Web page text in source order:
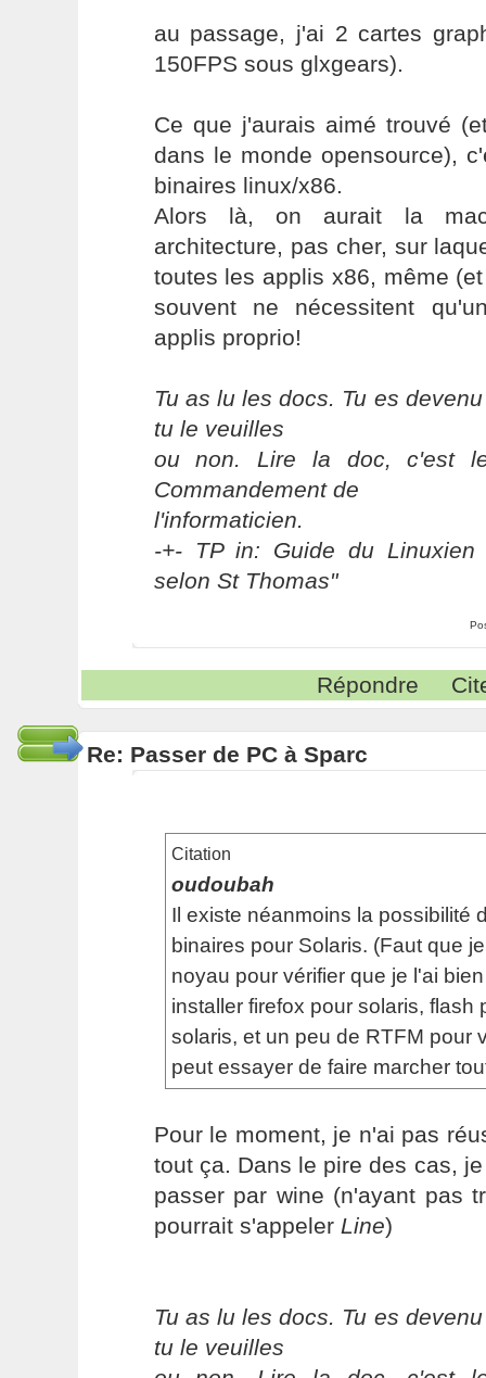
au passage, j'ai 2 cartes
150FPS sous glxgears).
Ce que j'aurais aimé trouvé
dans le monde opensource),
binaires linux/x86.
Alors là, on aurait la
architecture, pas cher, sur
toutes les applis x86, même
souvent ne nécessitent
applis proprio!
Tu as lu les docs. Tu es
tu le veuilles
ou non. Lire la doc, c'est
Commandement de
l'informaticien.
-+- TP in: Guide du Linuxien
selon St Thomas"
Répondre
Re: Passer de PC à Sparc
Citation
oudoubah
Il existe néanmoins la possibilité
binaires pour Solaris. (Faut que
noyau pour vérifier que je l'ai
installer firefox pour solaris, flash
solaris, et un peu de RTFM pour
peut essayer de faire marcher
Pour le moment, je n'ai pas
tout ça. Dans le pire des cas,
passer par wine (n'ayant pas
pourrait s'appeler Line)
Tu as lu les docs. Tu es
tu le veuilles